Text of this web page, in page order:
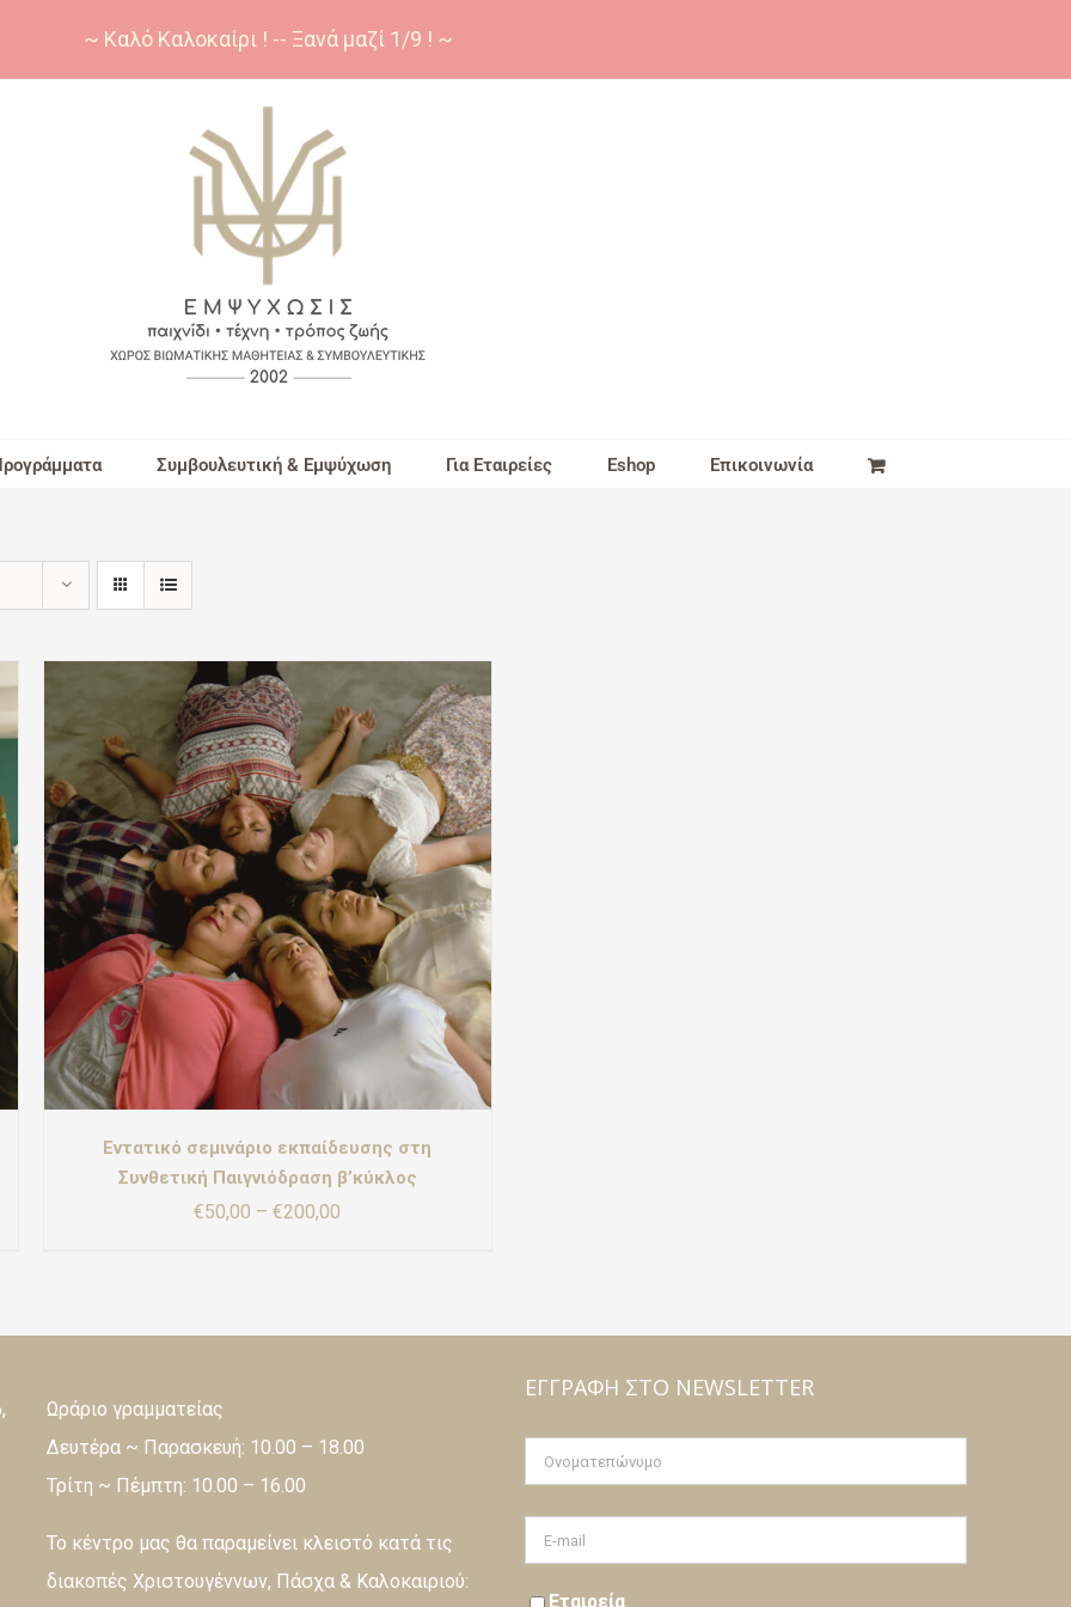
Συμβουλευτική & Εμψύχωση Για Εταιρείες Eshop Επικοινωνία
Εντατικό σεμινάριο εκπαίδευσης στη
Συνθετική Παιγνιόδραση β’κύκλος
€50,00 – €200,00
Ωράριο γραμματείας
Δευτέρα ~ Παρασκευή: 10.00 – 18.00
Τρίτη ~ Πέμπτη: 10.00 – 16.00
Το κέντρο μας θα παραμείνει κλειστό κατά τις
διακοπές Χριστουγέννων, Πάσχα & Καλοκαιριού:
ΕΓΓΡΑΦΉ ΣΤΟ NEWSLETTER
Εταιρεία
~ Καλό Καλοκαίρι ! -- Ξανά μαζί 1/9 ! ~